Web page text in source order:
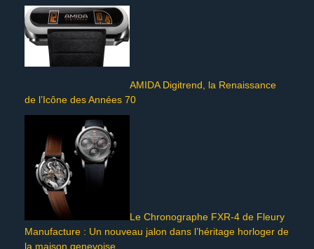
AMIDA Digitrend, la Renaissance
de l’Icône des Années 70
Le Chronographe FXR-4 de Fleury
Manufacture : Un nouveau jalon dans l’héritage horloger de
la maison genevoise